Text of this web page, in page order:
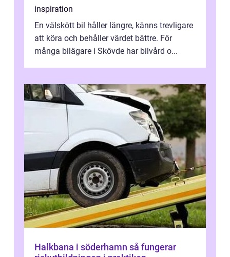
inspiration
En välskött bil håller längre, känns trevligare
att köra och behåller värdet bättre. För
många bilägare i Skövde har bilvård o...
Halkbana i söderhamn så fungerar